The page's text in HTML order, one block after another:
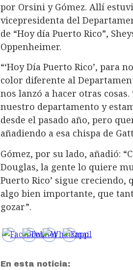
por Orsini y Gómez. Allí
vicepresidenta del
de “Hoy día Puerto Rico”,
Oppenheimer.
“‘Hoy Día Puerto Rico’, para
color diferente al
nos lanzó a hacer otras cosas.
nuestro departamento y
desde el pasado año, pero
añadiendo a esa chispa de
Gómez, por su lado, añadió:
Douglas, la gente lo quiere
Puerto Rico’ sigue
algo bien importante, que
gozar”.
En esta noticia: